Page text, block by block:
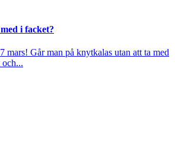
i facket?
mars! Går man på knytkalas utan att ta med
och...